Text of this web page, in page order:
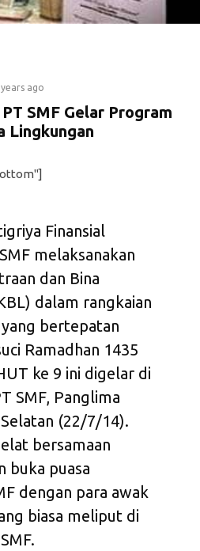
ago
SMF Gelar Program
Lingkungan
Finansial
melaksanakan
dan Bina
dalam rangkaian
bertepatan
Ramadhan 1435
ke 9 ini digelar di
SMF, Panglima
(22/7/14).
bersamaan
buka puasa
dengan para awak
biasa meliput di